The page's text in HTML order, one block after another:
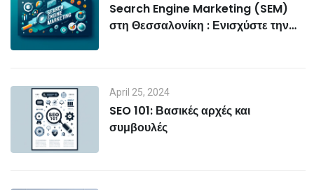
Search Engine Marketing (SEM)
στη Θεσσαλονίκη : Ενισχύστε την
April 25, 2024
SEO 101: Βασικές αρχές και
συμβουλές